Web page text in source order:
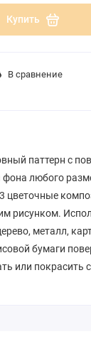
Купить
В сравнение
паттерн с
фона любого
цветочные
рисунком.
металл,
бумаги
или покрасить